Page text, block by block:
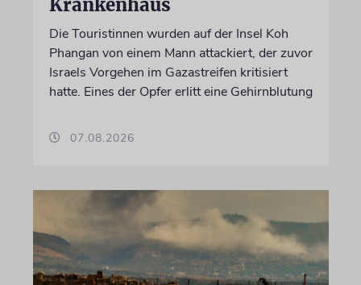
Krankenhaus
Die Touristinnen wurden auf der Insel Koh
Phangan von einem Mann attackiert, der zuvor
Israels Vorgehen im Gazastreifen kritisiert
hatte. Eines der Opfer erlitt eine Gehirnblutung
07.08.2026